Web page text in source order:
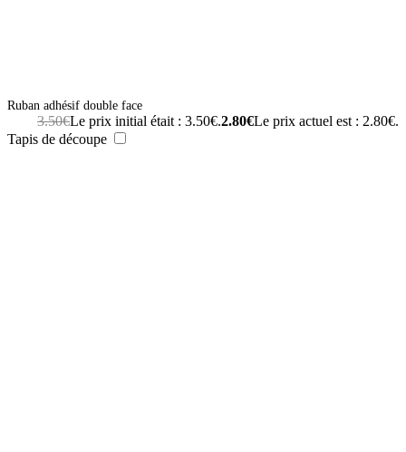
Ruban adhésif double face
3.50€Le prix initial était : 3.50€.2.80€Le prix actuel est : 2.80€.
Tapis de découpe